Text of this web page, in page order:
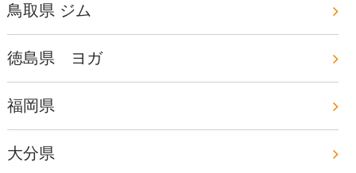
鳥取県 ジム
徳島県 ヨガ
福岡県
大分県